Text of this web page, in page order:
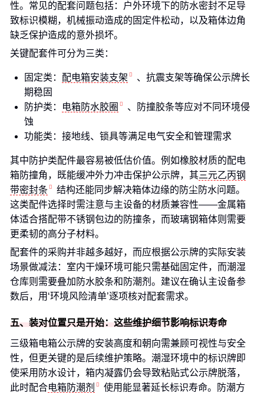
性。常见的配套问题包括：户外环境下的防水密封不足导
致标识模糊，机械振动造成的固定件松动，以及箱体边角
缺乏保护造成的意外损坏。
关键配套件可分为三类：
固定类： 配电箱安装支架
、抗震支架等确保公示牌长
期稳固
防护类：
电箱防水胶圈
、防撞胶条等应对不同环境侵
蚀
功能类：接地线、锁具等满足电气安全和管理需求
其中防护类配件最容易被低估价值。例如橡胶材质的配电
箱防撞角，既能缓冲外力冲击保护公示牌，其三元乙丙钢
带密封条
结构还能同步解决箱体边缘的防尘防水问题。
这类配件选择时需注意与主设备的材质兼容性——金属箱
体适合搭配带不锈钢包边的防撞条，而玻璃钢箱体则需要
更柔韧的高分子材料。
配套件的采购并非越多越好，而应根据公示牌的实际安装
场景做减法：室内干燥环境可能只需基础固定件，而潮湿
仓库则需要叠加防水胶条和防潮剂。建议在确认主设备参
数后，用‘环境风险清单’逐项核对配套需求。
五、装对位置只是开始：这些维护细节影响标识寿命
三级箱电箱公示牌的安装高度和朝向需兼顾可视性与安全
性，但更关键的是后续维护策略。潮湿环境中的标识牌即
使采用防水设计，箱内凝露仍会导致粘贴式公示牌脱落，
此时配合电箱防潮剂
使用能显著延长标识寿命。防潮方